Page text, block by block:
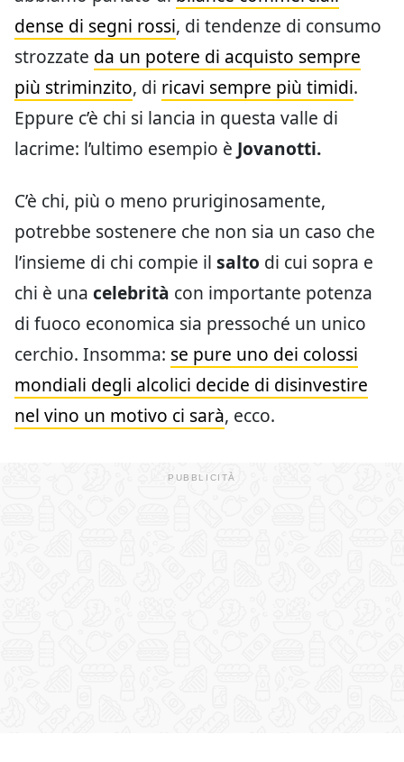
dense di segni rossi, di tendenze di consumo
strozzate da un potere di acquisto sempre
più striminzito, di ricavi sempre più timidi.
Eppure c’è chi si lancia in questa valle di
lacrime: l’ultimo esempio è Jovanotti.
C’è chi, più o meno pruriginosamente,
potrebbe sostenere che non sia un caso che
l’insieme di chi compie il salto di cui sopra e
chi è una celebrità con importante potenza
di fuoco economica sia pressoché un unico
cerchio. Insomma: se pure uno dei colossi
mondiali degli alcolici decide di disinvestire
nel vino un motivo ci sarà, ecco.